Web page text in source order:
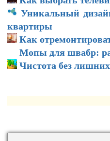
Уникальный
квартиры
Как
Мопы для швабр:
Чистота без